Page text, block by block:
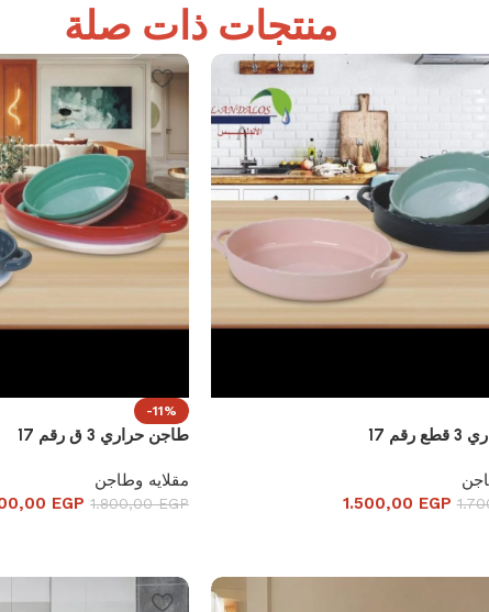
منتجات ذات صلة
17
1.500,00 EGP
-11%
طاجن حراري 3 ق رقم 17
مقلايه وطاجن
1.800,00EGP
EGP